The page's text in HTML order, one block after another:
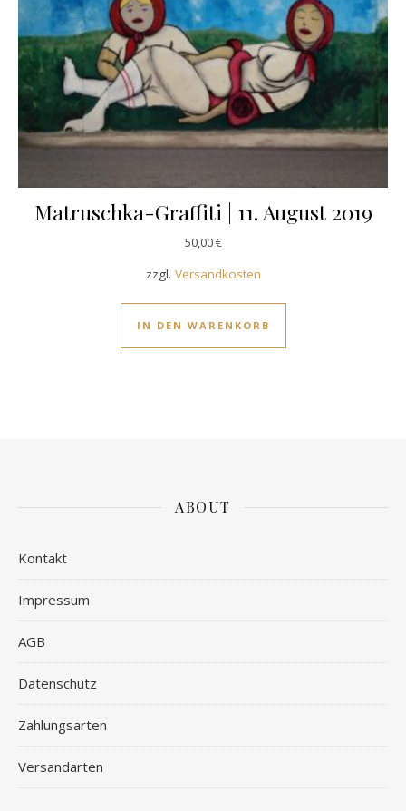
Matruschka-Graffiti | 11. August 2019
50,00€
zzgl. Versandkosten
IN DEN WARENKORB
ABOUT
Kontakt
Impressum
AGB
Datenschutz
Zahlungsarten
Versandarten